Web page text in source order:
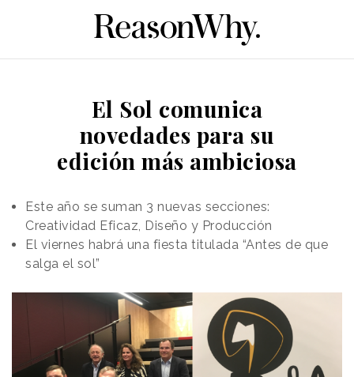
El Sol comunica
novedades para su
edición más ambiciosa
Este año se suman 3 nuevas secciones:
Creatividad Eficaz, Diseño y Producción
El viernes habrá una fiesta titulada “Antes de que
salga el sol”